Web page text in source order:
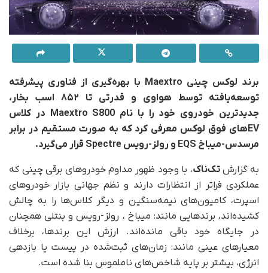
برند لوکس چینی Maextro با بهره‌گیری از فناوری پیشرفته
توسعه‌یافته توسط هواوی و قدرتی تا ۸۵۲ اسب بخار،
جدیدترین خودروی خود را با نام Maextro S800 در کلاس
EVهای فوق لوکس معرفی کرد که به صورت مستقیم در برابر
مرسدس-میباخ EQS و رولز-رویس Spectre قرار می‌گیرد.
به گزارشتک‌ناک، با وجود ظهور مداوم خودروهای برقی چینی که
عملکردی فراتر از انتظارات دارند و نظم جهانی بازار خودروهای
اسپرت، کامیون‌های نیمه‌سنگین و دیگر کلاس‌ها را به چالش
کشیده‌اند، برندهایی مانند: میباخ ، رولز-رویس و بنتلی همچنان
در جایگاه خود باقی مانده‌اند. ارزش این برندها، برخلاف
معیارهای عینی مانند: زمان‌های ثبت‌شده در پیست یا بازدهی
انرژی، بیشتر بر پایه شاخص‌های ناملموس بنا شده است.